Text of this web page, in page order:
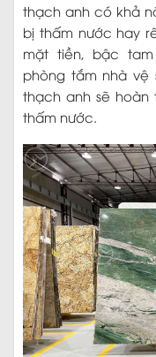
thạch anh có khả
bị thấm nước hay
mặt tiền, bậc
phòng tắm nhà vệ
thạch anh sẽ
thấm nước.